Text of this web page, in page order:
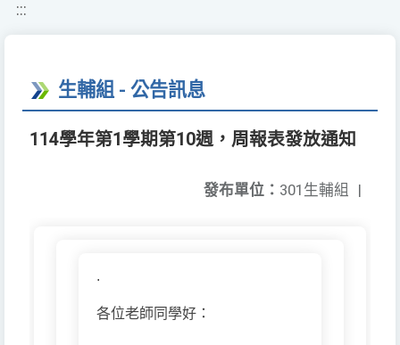
:::
生輔組 - 公告訊息
114學年第1學期第10週，周報表發放通知
發布單位： 301生輔組 |
.
各位老師同學好：